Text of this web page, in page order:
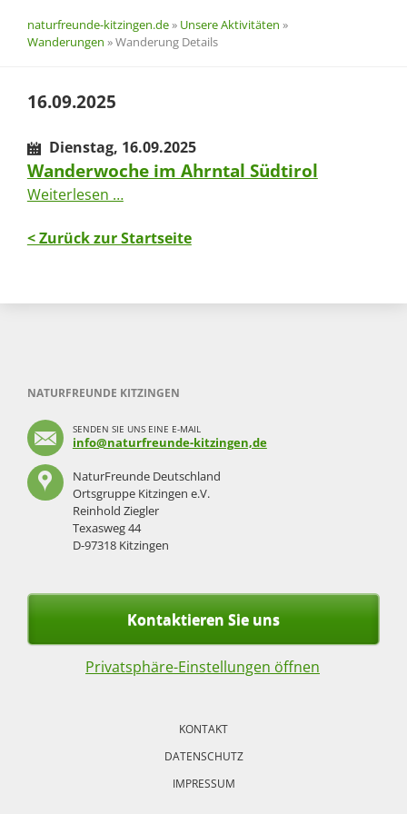
naturfreunde-kitzingen.de» Unsere Aktivitäten »
Wanderungen »Wanderung Details
16.09.2025
Dienstag, 16.09.2025
Wanderwoche im Ahrntal Südtirol
Weiterlesen …Wanderwoche
Ahrntal
< Zurück zur Startseite
NATURFREUNDE KITZINGEN
SENDEN SIE UNS EINE E-MAIL
info@naturfreunde-kitzingen,de
NaturFreunde Deutschland
Ortsgruppe Kitzingen e.V.
Reinhold Ziegler
Texasweg 44
D-97318 Kitzingen
Kontaktieren Sie uns
Privatsphäre-Einstellungen öffnen
KONTAKT
DATENSCHUTZ
IMPRESSUM